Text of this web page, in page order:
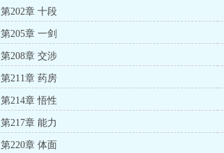
第202章 十段
第205章 一剑
第208章 交涉
第211章 药房
第214章 悟性
第217章 能力
第220章 体面